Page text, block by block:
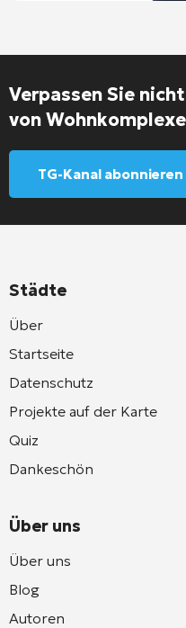
Verpassen Sie
von
TG-Kanal abonnieren
Städte
Über
Startseite
Datenschutz
Projekte auf der Karte
Quiz
Dankeschön
Über uns
Über uns
Blog
Autoren